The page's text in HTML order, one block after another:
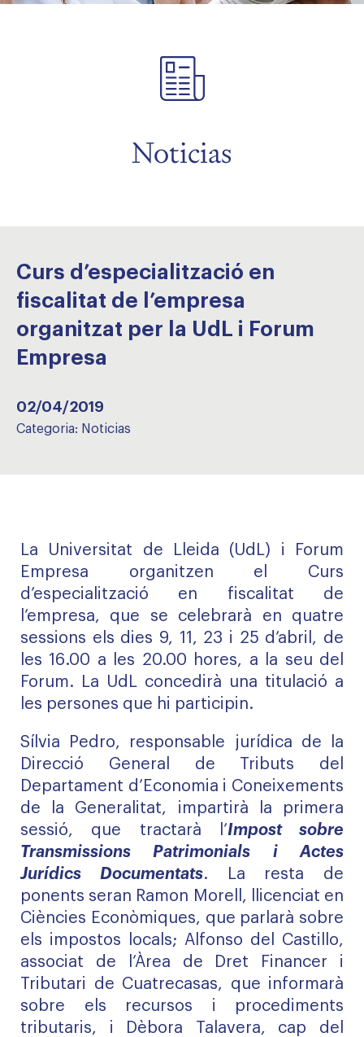
Noticias
Curs d’especialització en
fiscalitat de l’empresa
organitzat per la UdL i Forum
Empresa
02/04/2019
Categoria: Noticias
La Universitat de Lleida (UdL) i Forum
Empresa organitzen el Curs
d’especialització en fiscalitat de
l’empresa, que se celebrarà en quatre
sessions els dies 9, 11, 23 i 25 d’abril, de
les 16.00 a les 20.00 hores, a la seu del
Forum. La UdL concedirà una titulació a
les persones que hi participin.
Sílvia Pedro, responsable jurídica de la
Direcció General de Tributs del
Departament d’Economia i Coneixements
de la Generalitat, impartirà la primera
sessió, que tractarà l’Impost sobre
Transmissions Patrimonials i Actes
Jurídics Documentats. La resta de
ponents seran Ramon Morell, llicenciat en
Ciències Econòmiques, que parlarà sobre
els impostos locals; Alfonso del Castillo,
associat de l’Àrea de Dret Financer i
Tributari de Cuatrecasas, que informarà
sobre els recursos i procediments
tributaris, i Dèbora Talavera, cap del